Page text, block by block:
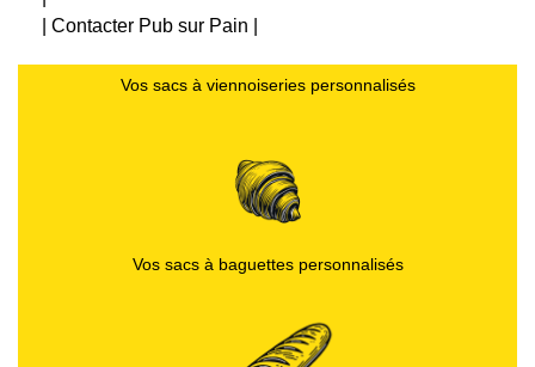
| Contacter Pub sur Pain |
Vos sacs à viennoiseries personnalisés
Vos sacs à baguettes personnalisés